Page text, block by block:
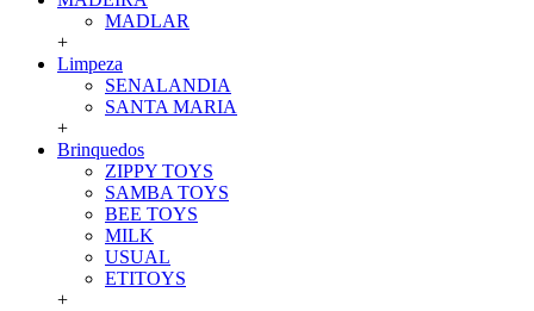
MADLAR
+
Limpeza
SENALANDIA
SANTA MARIA
+
Brinquedos
ZIPPY TOYS
SAMBA TOYS
BEE TOYS
MILK
USUAL
ETITOYS
+